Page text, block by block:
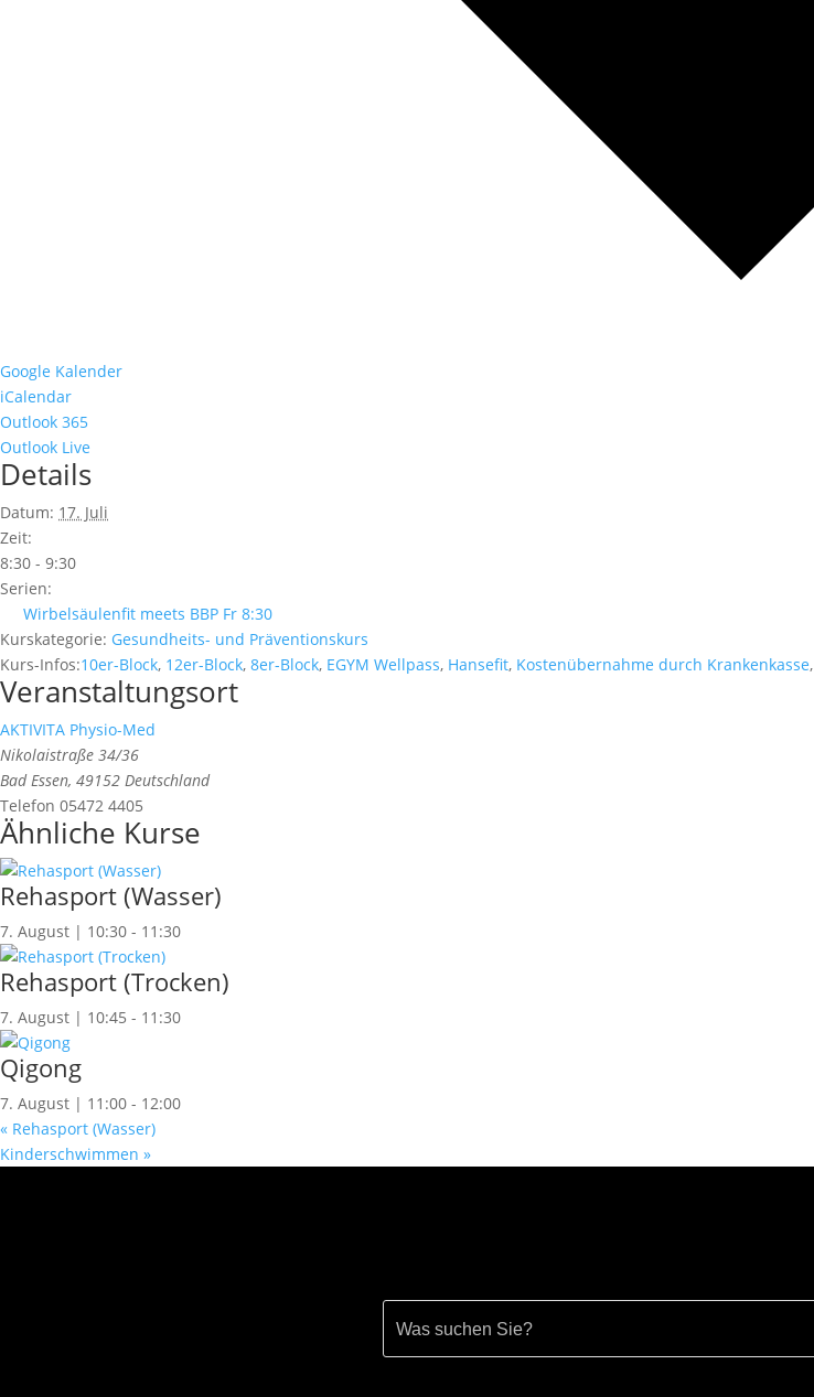
Google Kalender
iCalendar
Outlook 365
Outlook Live
Details
Datum: 17. Juli
Zeit:
8:30 - 9:30
Serien:
Wirbelsäulenfit meets BBP Fr 8:30
Kurskategorie: Gesundheits- und Präventionskurs
Kurs-Infos:10er-Block, 12er-Block, 8er-Block, EGYM Wellpass, Hansefit, Kostenübernahme durch Krankenkasse,
Veranstaltungsort
AKTIVITA Physio-Med
Nikolaistraße 34/36
Bad Essen, 49152 Deutschland
Telefon 05472 4405
Ähnliche Kurse
Rehasport (Wasser)
7. August | 10:30 - 11:30
Rehasport (Trocken)
7. August | 10:45 - 11:30
Qigong
7. August | 11:00 - 12:00
« Rehasport (Wasser)
Kinderschwimmen »